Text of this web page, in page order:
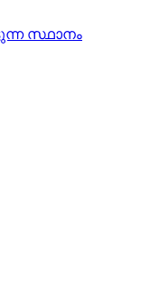
സ്ഥാനം